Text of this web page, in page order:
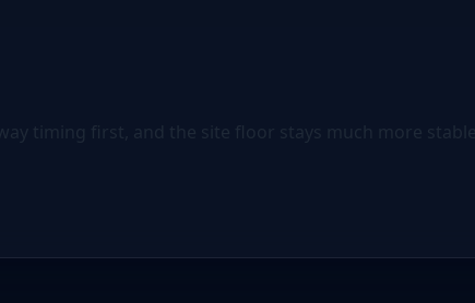
timing first, and the site floor stays much more stable.